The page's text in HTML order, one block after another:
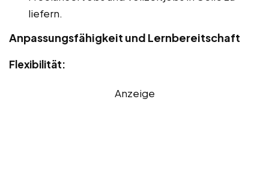
liefern.
Anpassungsfähigkeit und Lernbereitschaft
Flexibilität:
Anzeige